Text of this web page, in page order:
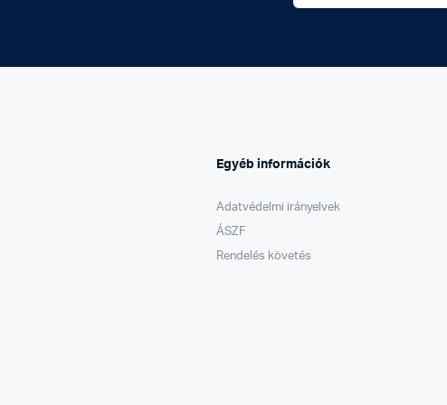
Egyéb információk
Adatvédelmi irányelvek
ÁSZF
Rendelés követés